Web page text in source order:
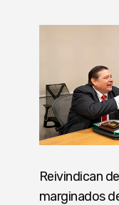
Reivindican
marginados